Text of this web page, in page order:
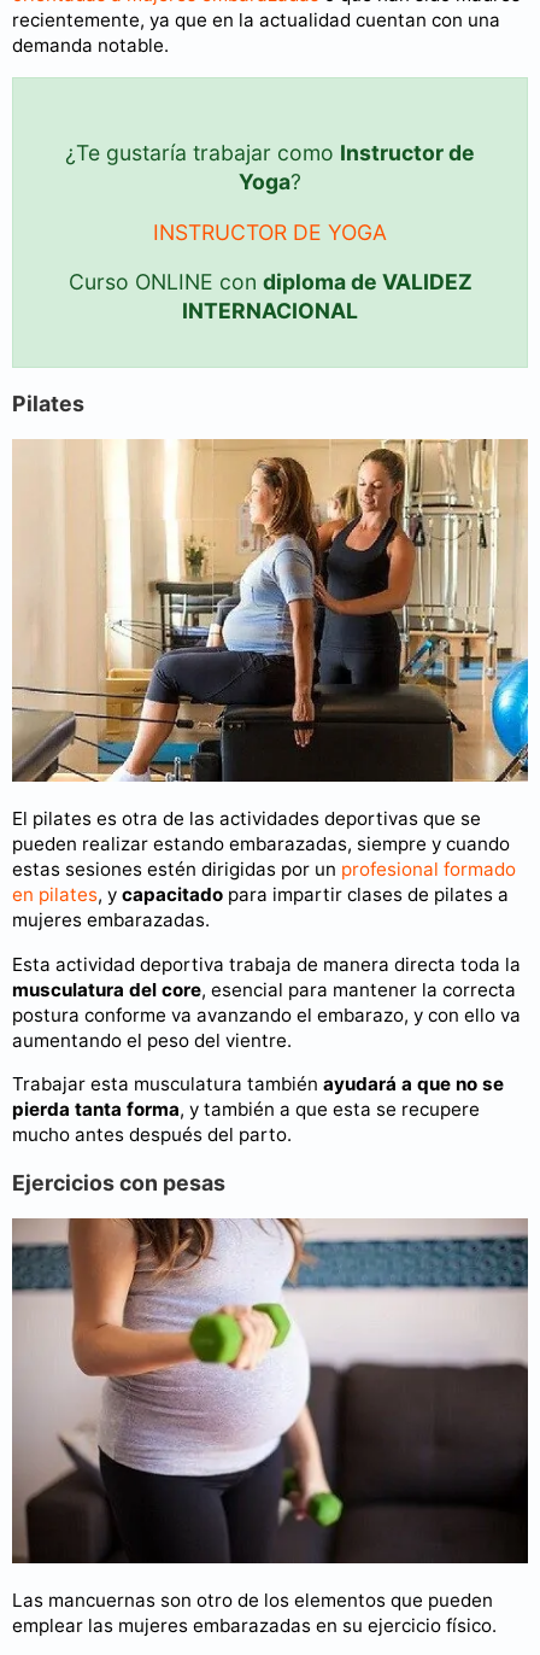
recientemente, ya que en la actualidad cuentan con una
demanda notable.
¿Te gustaría trabajar como Instructor de
Yoga?
INSTRUCTOR DE YOGA
Curso ONLINE con diploma de VALIDEZ
INTERNACIONAL
Pilates
El pilates es otra de las actividades deportivas que se
pueden realizar estando embarazadas, siempre y cuando
estas sesiones estén dirigidas por un profesional formado
en pilates, y capacitado para impartir clases de pilates a
mujeres embarazadas.
Esta actividad deportiva trabaja de manera directa toda la
musculatura del core, esencial para mantener la correcta
postura conforme va avanzando el embarazo, y con ello va
aumentando el peso del vientre.
Trabajar esta musculatura también ayudará a que no se
pierda tanta forma, y también a que esta se recupere
mucho antes después del parto.
Ejercicios con pesas
Las mancuernas son otro de los elementos que pueden
emplear las mujeres embarazadas en su ejercicio físico.